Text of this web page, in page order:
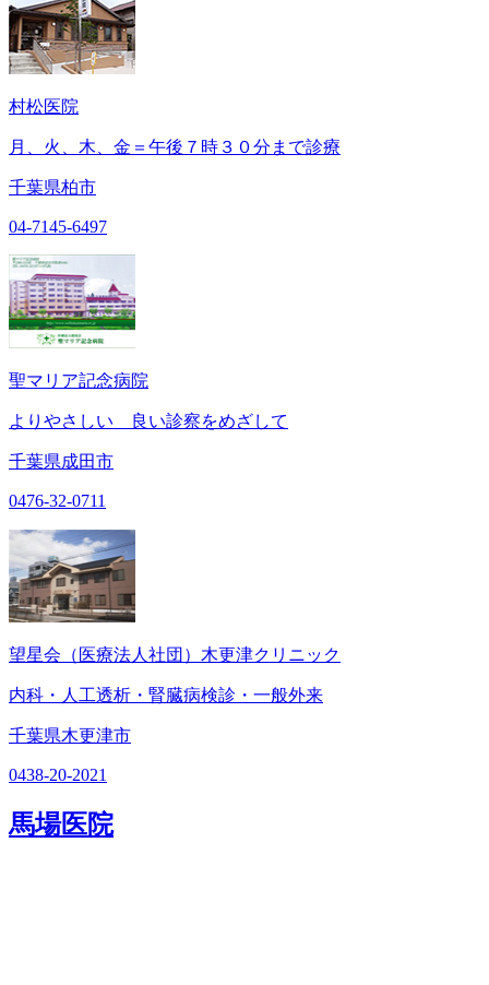
村松医院
月、火、木、金＝午後７時３０分まで診療
千葉県柏市
04-7145-6497
聖マリア記念病院
よりやさしい 良い診察をめざして
千葉県成田市
0476-32-0711
望星会（医療法人社団）木更津クリニック
内科・人工透析・腎臓病検診・一般外来
千葉県木更津市
0438-20-2021
馬場医院